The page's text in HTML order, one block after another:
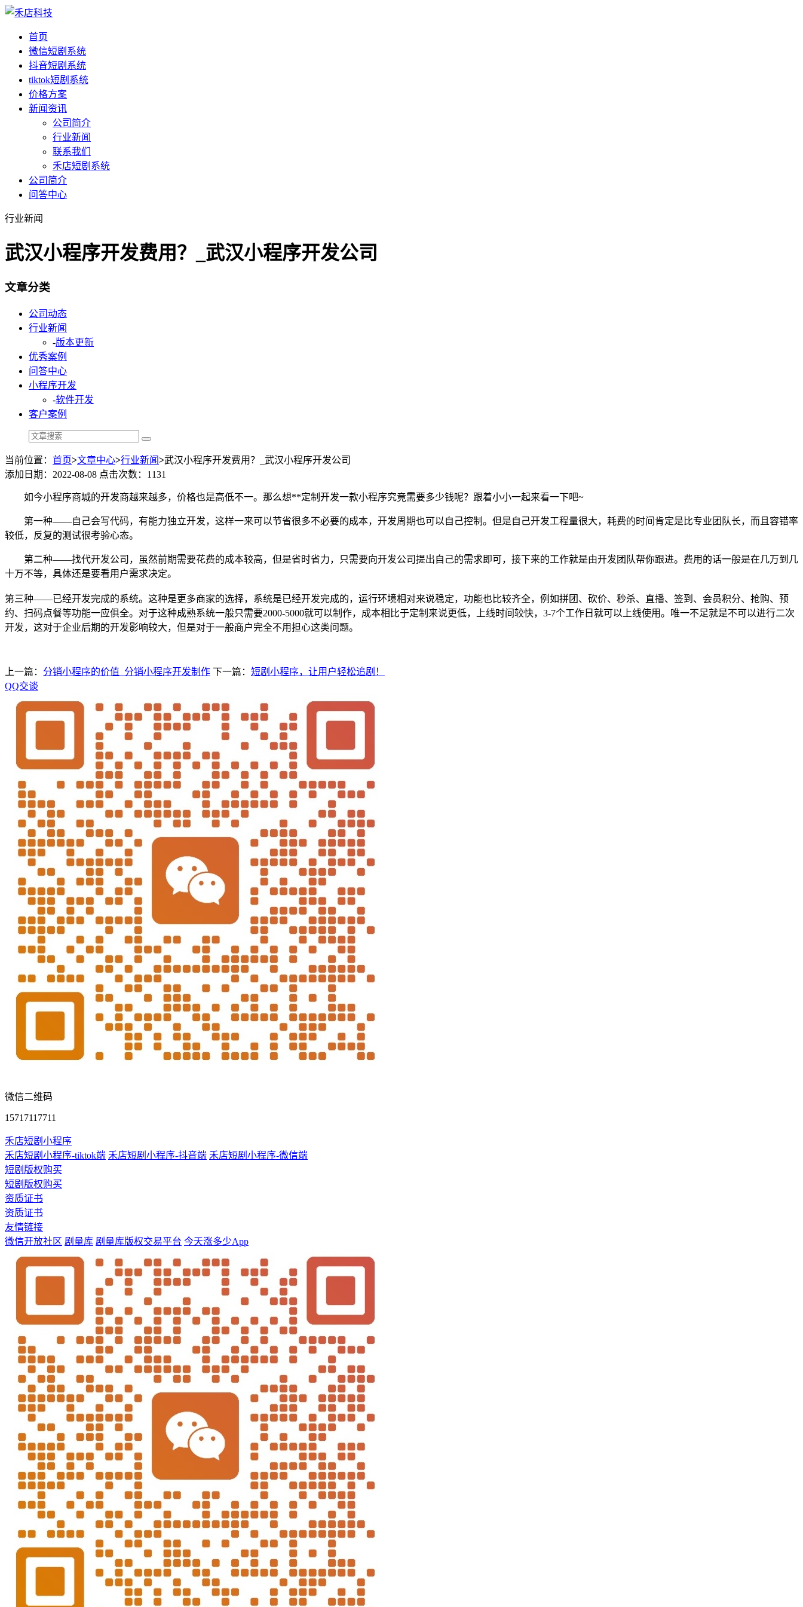
首页
微信短剧系统
抖音短剧系统
tiktok短剧系统
价格方案
新闻资讯
公司简介
行业新闻
联系我们
禾店短剧系统
公司简介
问答中心
行业新闻
武汉小程序开发费用？_武汉小程序开发公司
文章分类
公司动态
行业新闻
-版本更新
优秀案例
问答中心
小程序开发
-软件开发
客户案例
当前位置： 首页>文章中心>行业新闻>武汉小程序开发费用？_武汉小程序开发公司
添加日期：2022-08-08 点击次数：1131
如今小程序商城的开发商越来越多，价格也是高低不一。那么想**定制开发一款小程序究竟需要多少钱呢？跟着小小一起来看一下吧~
第一种——自己会写代码，有能力独立开发，这样一来可以节省很多不必要的成本，开发周期也可以自己控制。但是自己开发工程量很大，耗费的时间肯定是比专业团队长，而且容错率
较低，反复的测试很考验心态。
第二种——找代开发公司，虽然前期需要花费的成本较高，但是省时省力，只需要向开发公司提出自己的需求即可，接下来的工作就是由开发团队帮你跟进。费用的话一般是在几万到几
十万不等，具体还是要看用户需求决定。
第三种——已经开发完成的系统。这种是更多商家的选择，系统是已经开发完成的，运行环境相对来说稳定，功能也比较齐全，例如拼团、砍价、秒杀、直播、签到、会员积分、抢购、预
约、扫码点餐等功能一应俱全。对于这种成熟系统一般只需要2000-5000就可以制作，成本相比于定制来说更低，上线时间较快，3-7个工作日就可以上线使用。唯一不足就是不可以进行二次
开发，这对于企业后期的开发影响较大，但是对于一般商户完全不用担心这类问题。
上一篇： 分销小程序的价值_分销小程序开发制作 下一篇： 短剧小程序，让用户轻松追剧！
QQ交谈
微信二维码
15717117711
禾店短剧小程序
禾店短剧小程序-tiktok端 禾店短剧小程序-抖音端 禾店短剧小程序-微信端
短剧版权购买
短剧版权购买
资质证书
资质证书
友情链接
微信开放社区 剧量库 剧量库版权交易平台 今天涨多少App